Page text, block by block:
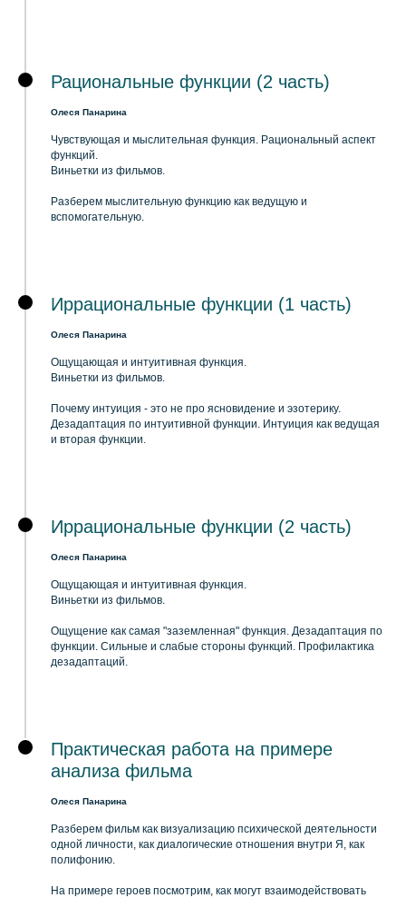
Рациональные функции (2 часть)
Олеся Панарина
Чувствующая и мыслительная функция. Рациональный аспект
функций.
Виньетки из фильмов.
Разберем мыслительную функцию как ведущую и
вспомогательную.
Иррациональные функции (1 часть)
Олеся Панарина
Ощущающая и интуитивная функция.
Виньетки из фильмов.
Почему интуиция - это не про ясновидение и эзотерику.
Дезадаптация по интуитивной функции. Интуиция как ведущая
и вторая функции.
Иррациональные функции (2 часть)
Олеся Панарина
Ощущающая и интуитивная функция.
Виньетки из фильмов.
Ощущение как самая "заземленная" функция. Дезадаптация по
функции. Сильные и слабые стороны функций. Профилактика
дезадаптаций.
Практическая работа на примере
анализа фильма
Олеся Панарина
Разберем фильм как визуализацию психической деятельности
одной личности, как диалогические отношения внутри Я, как
полифонию.
На примере героев посмотрим, как могут взаимодействовать